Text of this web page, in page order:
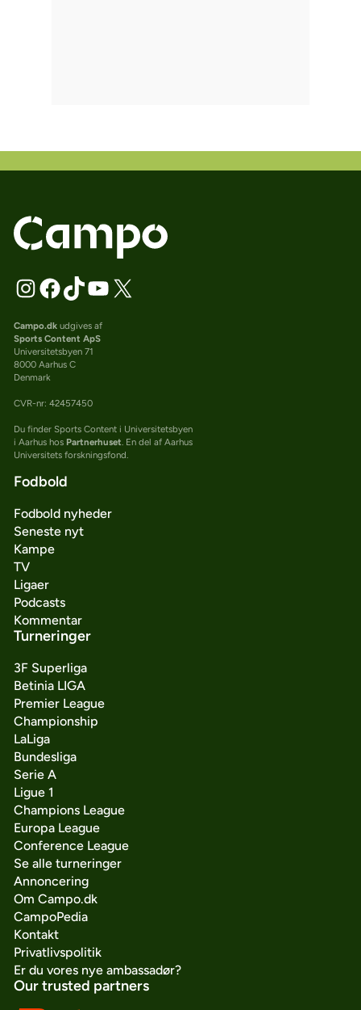
Campo.dkudgives af
Sports Content ApS
Universitetsbyen 71
8000 Aarhus C
Denmark
CVR-nr: 42457450
Du finder Sports Content i Universitetsbyen
i Aarhus hos Partnerhuset . En del af Aarhus
Universitets forskningsfond.
Fodbold
Fodbold nyheder
Seneste nyt
Kampe
TV
Ligaer
Podcasts
Kommentar
Turneringer
3F Superliga
Betinia LIGA
Premier League
Championship
LaLiga
Bundesliga
Serie A
Ligue 1
Champions League
Europa League
Conference League
Se alle turneringer
Annoncering
Om Campo.dk
CampoPedia
Kontakt
Privatlivspolitik
Er du vores nye ambassadør?
Our trusted partners